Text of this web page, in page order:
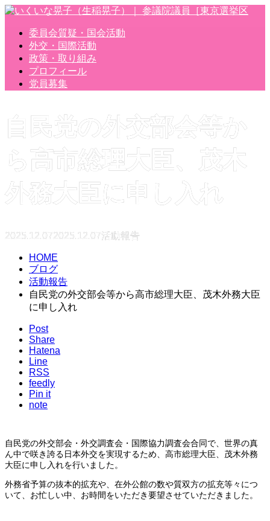
委員会質疑・国会活動
外交・国際活動
政策・取り組み
プロフィール
党員募集
自民党の外交部会等か
ら高市総理大臣、茂木
外務大臣に申し入れ
2025.12.072025.12.07活動報告
HOME
ブログ
活動報告
自民党の外交部会等から高市総理大臣、茂木外務大臣
に申し入れ
Post
Share
Hatena
Line
RSS
feedly
Pin it
note
自民党の外交部会・外交調査会・国際協力調査会合同で、世界の真
ん中で咲き誇る日本外交を実現するため、高市総理大臣、茂木外務
大臣に申し入れを行いました。
外務省予算の抜本的拡充や、在外公館の数や質双方の拡充等々につ
いて、お忙しい中、お時間をいただき要望させていただきました。